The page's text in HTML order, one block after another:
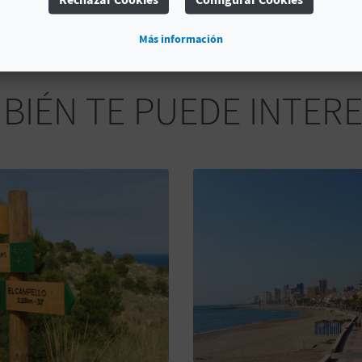
TE PUEDE
Más información